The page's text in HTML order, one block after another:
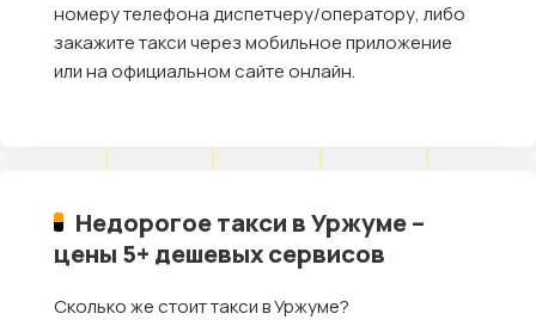
номеру телефона диспетчеру/оператору, либо
закажите такси через мобильное приложение
или на официальном сайте онлайн.
Недорогое такси в Уржуме –
цены 5+ дешевых сервисов
Сколько же стоит такси в Уржуме?